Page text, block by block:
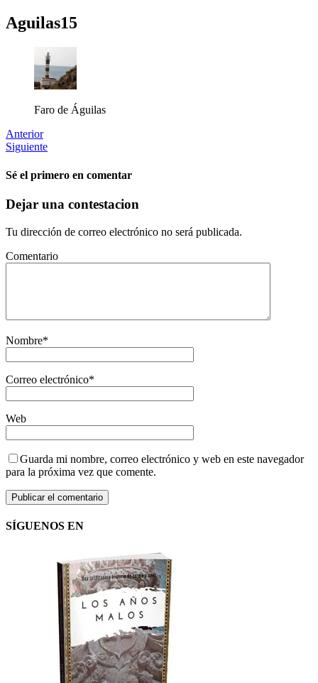
Aguilas15
Faro de Águilas
Anterior
Siguiente
Sé el primero en comentar
Dejar una contestacion
Tu dirección de correo electrónico no será publicada.
Comentario
Nombre*
Correo electrónico*
Web
Guarda mi nombre, correo electrónico y web en este navegador
para la próxima vez que comente.
SÍGUENOS EN